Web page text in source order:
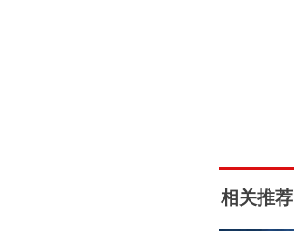
相关推荐